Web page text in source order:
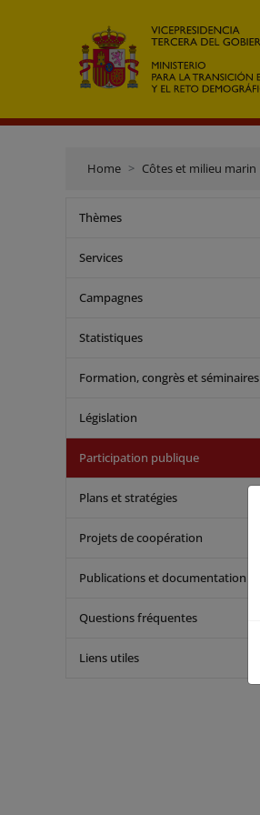
Home Côtes et milieu marin
Thèmes
Services
Campagnes
Statistiques
Formation, congrès et séminaires
Législation
Participation publique
Plans et stratégies
Projets de coopération
Publications et documentation
Questions fréquentes
Liens utiles